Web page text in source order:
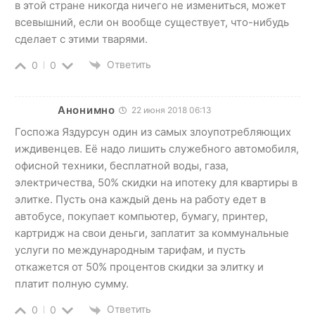
в этой стране никогда ничего не измениться, может
всевышний, если он вообще существует, что-нибудь
сделает с этими тварями.
0 0 Ответить
Анонимно 22 июня 2018 06:13
Госпожа Яздурсун один из самых злоупотребляющих
иждивенцев. Её надо лишить служебного автомобиля,
офисной техники, бесплатной воды, газа,
электричества, 50% скидки на ипотеку для квартиры в
элитке. Пусть она каждый день на работу едет в
автобусе, покупает компьютер, бумагу, принтер,
картридж на свои деньги, заплатит за коммунальные
услуги по международным тарифам, и пусть
откажется от 50% процентов скидки за элитку и
платит полную сумму.
0 0 Ответить